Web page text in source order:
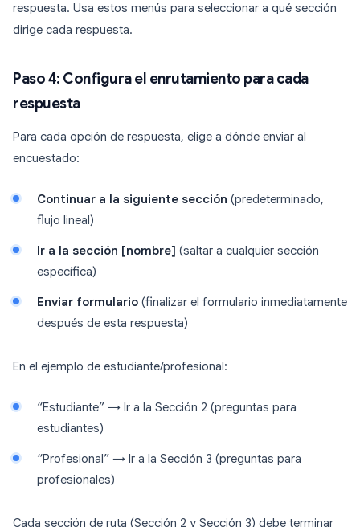
respuesta. Usa estos menús para seleccionar a qué sección
dirige cada respuesta.
Paso 4: Configura el enrutamiento para cada
respuesta
Para cada opción de respuesta, elige a dónde enviar al
encuestado:
Continuar a la siguiente sección (predeterminado,
flujo lineal)
Ir a la sección [nombre] (saltar a cualquier sección
específica)
Enviar formulario (finalizar el formulario inmediatamente
después de esta respuesta)
En el ejemplo de estudiante/profesional:
“Estudiante” → Ir a la Sección 2 (preguntas para
estudiantes)
“Profesional” → Ir a la Sección 3 (preguntas para
profesionales)
Cada sección de ruta (Sección 2 y Sección 3) debe terminar